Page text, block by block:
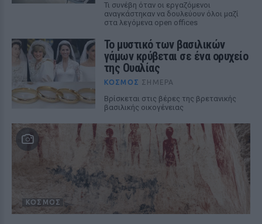
Τι συνέβη όταν οι εργαζόμενοι
αναγκάστηκαν να δουλεύουν όλοι μαζί
στα λεγόμενα open offices
Το μυστικό των βασιλικών
γάμων κρύβεται σε ένα ορυχείο
της Ουαλίας
ΚΌΣΜΟΣ ΣΉΜΕΡΑ
Βρίσκεται στις βέρες της βρετανικής
βασιλικής οικογένειας
ΚΌΣΜΟΣ